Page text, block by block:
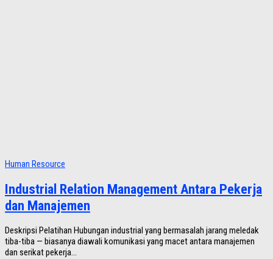
Human Resource
Industrial Relation Management Antara Pekerja
dan Manajemen
Deskripsi Pelatihan Hubungan industrial yang bermasalah jarang meledak
tiba-tiba — biasanya diawali komunikasi yang macet antara manajemen
dan serikat pekerja...